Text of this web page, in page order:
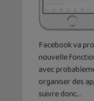
Facebook va
nouvelle
avec
organiser des
suivre donc…